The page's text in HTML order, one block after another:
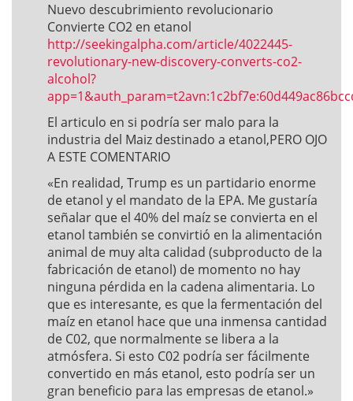
Nuevo descubrimiento revolucionario
Convierte CO2 en etanol
http://seekingalpha.com/article/4022445-
revolutionary-new-discovery-converts-co2-
alcohol?
El articulo en si podría ser malo para la
industria del Maiz destinado a etanol,PERO OJO
A ESTE COMENTARIO
«En realidad, Trump es un partidario enorme
de etanol y el mandato de la EPA. Me gustaría
señalar que el 40% del maíz se convierta en el
etanol también se convirtió en la alimentación
animal de muy alta calidad (subproducto de la
fabricación de etanol) de momento no hay
ninguna pérdida en la cadena alimentaria. Lo
que es interesante, es que la fermentación del
maíz en etanol hace que una inmensa cantidad
de C02, que normalmente se libera a la
atmósfera. Si esto C02 podría ser fácilmente
convertido en más etanol, esto podría ser un
gran beneficio para las empresas de etanol.»